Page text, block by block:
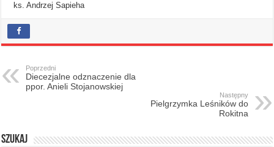
ks. Andrzej Sapieha
Poprzedni
Diecezjalne odznaczenie dla
ppor. Anieli Stojanowskiej
Następny
Pielgrzymka Leśników do
Rokitna
Szukaj